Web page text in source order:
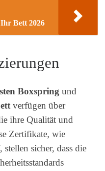
Bett 2026
Boxspring und
verfügen über
ihre Qualität und
Zertifikate, wie
sicher, dass die